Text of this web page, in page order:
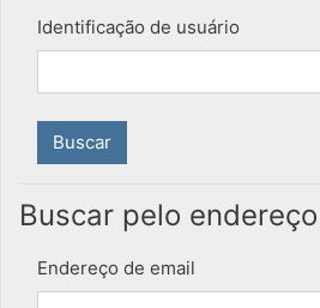
Identificação de usuário
Buscar pelo
Endereço de email